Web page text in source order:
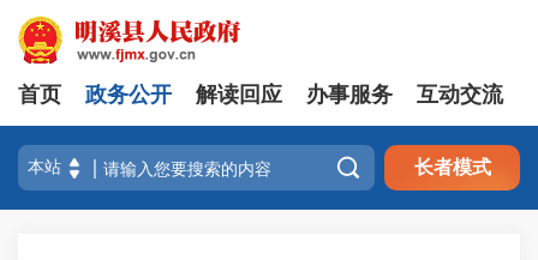
首页 政务公开 解读回应 办事服务 互动交流
 长者模式